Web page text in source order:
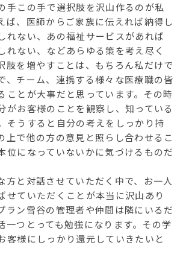
手この手で選択肢を沢山作るのが私
ば、医師からご家族に伝えれば納得し
れない、あの福祉サービスがあれば
れない、などあらゆる策を考え尽く
肢を増やすことは、もちろん私だけで
、チーム、連携する様々な医療職の皆
ことが大事だと思っています。その時
がお客様のことを観察し、知っている
そうすると自分の考えをしっかり持
上で他の方の意見と照らし合わせるこ
位になっていないかに気づけるものだ
方と対話させていただく中で、お一人
せていただくことが本当に沢山あり
ラン雪谷の管理者や仲間は隣にいるだ
一つとっても勉強になります。その学
客様にしっかり還元していきたいと